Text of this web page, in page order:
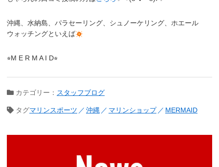
沖縄、水納島、パラセーリング、シュノーケリング、ホエール
ウォッチングといえば
⭐︎M E R M A I D⭐︎
カテゴリー： スタッフブログ
タグマリンスポーツ 沖縄 マリンショップ MERMAID